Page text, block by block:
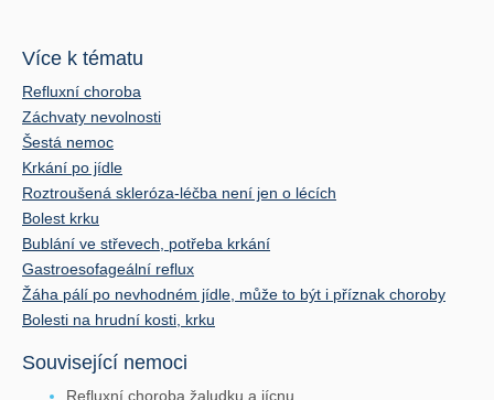
Více k tématu
Refluxní choroba
Záchvaty nevolnosti
Šestá nemoc
Krkání po jídle
Roztroušená skleróza-léčba není jen o lécích
Bolest krku
Bublání ve střevech, potřeba krkání
Gastroesofageální reflux
Žáha pálí po nevhodném jídle, může to být i příznak choroby
Bolesti na hrudní kosti, krku
Související nemoci
Refluxní choroba žaludku a jícnu